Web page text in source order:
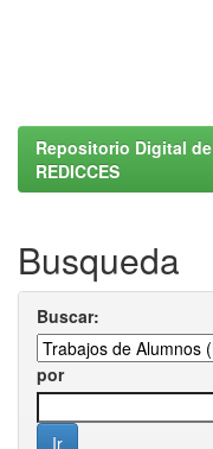
Repositorio Digital
REDICCES
Busqueda
Buscar:
por